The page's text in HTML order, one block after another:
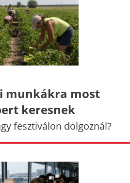
munkákra most
keresnek
fesztiválon dolgoznál?